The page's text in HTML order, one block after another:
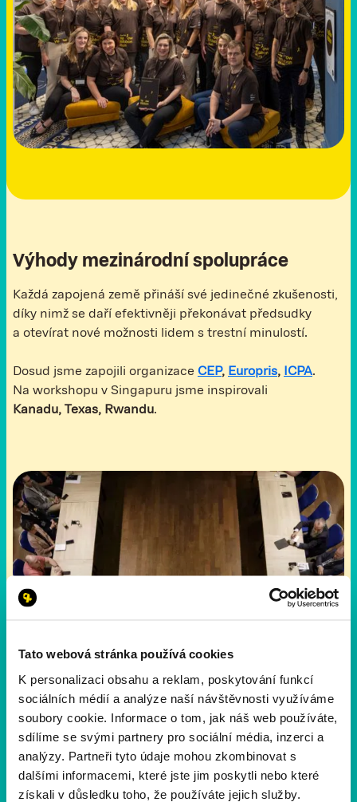
Tato webová stránka používá cookies
K personalizaci obsahu a reklam, poskytování funkcí
sociálních médií a analýze naší návštěvnosti využíváme
soubory cookie. Informace o tom, jak náš web používáte,
sdílíme se svými partnery pro sociální média, inzerci a
analýzy. Partneři tyto údaje mohou zkombinovat s
dalšími informacemi, které jste jim poskytli nebo které
získali v důsledku toho, že používáte jejich služby.
Výhody mezinárodní spolupráce
Každá zapojená země přináší své jedinečné zkušenosti,
díky nimž se daří efektivněji překonávat předsudky
a otevírat nové možnosti lidem s trestní minulostí.
Dosud jsme zapojili organizace CEP, Europris, ICPA.
Na workshopu v Singapuru jsme inspirovali
Kanadu, Texas, Rwandu.